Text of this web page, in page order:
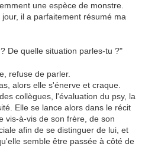
une espèce de monstre.
il a parfaitement résumé ma
De quelle situation parles-tu ?"
refuse de parler.
alors elle s'énerve et craque.
collègues, l'évaluation du psy, la
Elle se lance alors dans le récit
vis-à-vis de son frère, de son
afin de se distinguer de lui, et
semble être passée à côté de